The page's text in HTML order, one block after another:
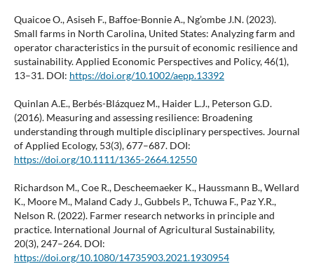
Quaicoe O., Asiseh F., Baffoe-Bonnie A., Ng’ombe J.N. (2023).
Small farms in North Carolina, United States: Analyzing farm and
operator characteristics in the pursuit of economic resilience and
sustainability. Applied Economic Perspectives and Policy, 46(1),
13–31. DOI: https://doi.org/10.1002/aepp.13392
Quinlan A.E., Berbés-Blázquez M., Haider L.J., Peterson G.D.
(2016). Measuring and assessing resilience: Broadening
understanding through multiple disciplinary perspectives. Journal
of Applied Ecology, 53(3), 677–687. DOI:
https://doi.org/10.1111/1365-2664.12550
Richardson M., Coe R., Descheemaeker K., Haussmann B., Wellard
K., Moore M., Maland Cady J., Gubbels P., Tchuwa F., Paz Y.R.,
Nelson R. (2022). Farmer research networks in principle and
practice. International Journal of Agricultural Sustainability,
20(3), 247–264. DOI:
https://doi.org/10.1080/14735903.2021.1930954